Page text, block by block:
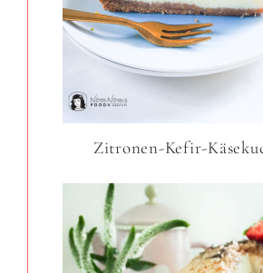
Zitronen-Kefir-